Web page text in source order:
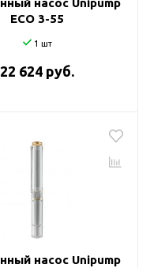
насос Unipump
ECO 3-55
1 шт
22 624 руб.
насос Unipump